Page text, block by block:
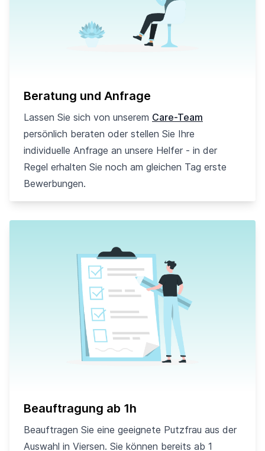
Beratung und Anfrage
Lassen Sie sich von unserem Care-Team
persönlich beraten oder stellen Sie Ihre
individuelle Anfrage an unsere Helfer - in der
Regel erhalten Sie noch am gleichen Tag erste
Bewerbungen.
Beauftragung ab 1h
Beauftragen Sie eine geeignete Putzfrau aus der
Auswahl in Viersen. Sie können bereits ab 1